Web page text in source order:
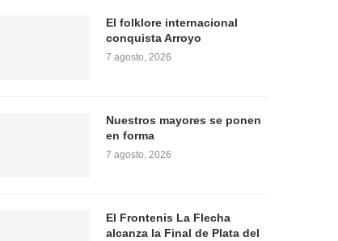
El folklore internacional
conquista Arroyo
7 agosto, 2026
Nuestros mayores se ponen
en forma
7 agosto, 2026
El Frontenis La Flecha
alcanza la Final de Plata del